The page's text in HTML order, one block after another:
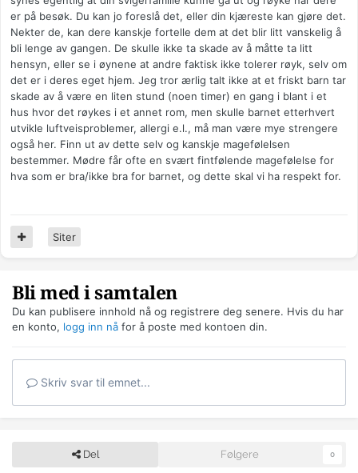
er på besøk. Du kan jo foreslå det, eller din kjæreste kan gjøre det.
Nekter de, kan dere kanskje fortelle dem at det blir litt vanskelig å
bli lenge av gangen. De skulle ikke ta skade av å måtte ta litt
hensyn, eller se i øynene at andre faktisk ikke tolerer røyk, selv om
det er i deres eget hjem. Jeg tror ærlig talt ikke at et friskt barn tar
skade av å være en liten stund (noen timer) en gang i blant i et
hus hvor det røykes i et annet rom, men skulle barnet etterhvert
utvikle luftveisproblemer, allergi e.l., må man være mye strengere
også her. Finn ut av dette selv og kanskje magefølelsen
bestemmer. Mødre får ofte en svært fintfølende magefølelse for
hva som er bra/ikke bra for barnet, og dette skal vi ha respekt for.
Siter
Bli med i samtalen
Du kan publisere innhold nå og registrere deg senere. Hvis du har
en konto, logg inn nå for å poste med kontoen din.
Skriv svar til emnet...
Del Følgere 0